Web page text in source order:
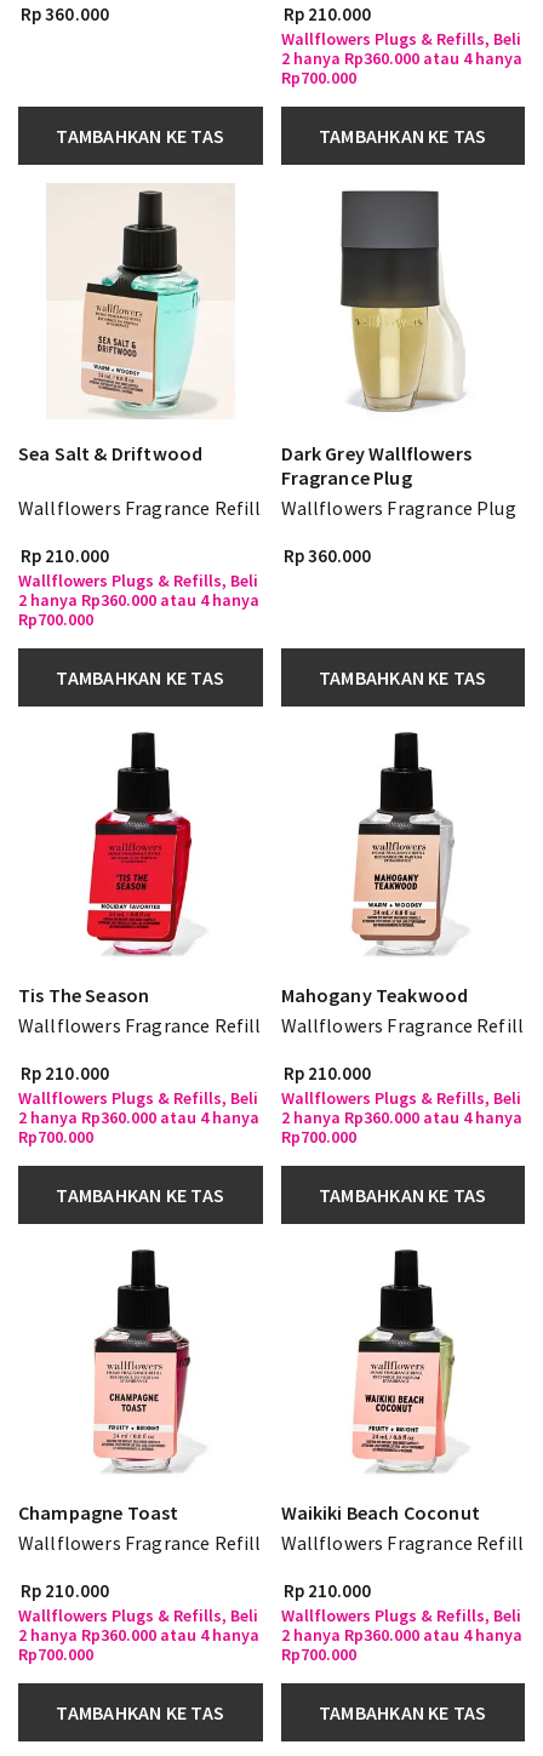
Rp 360.000
TAMBAHKAN KE TAS
Rp 210.000
Wallflowers Plugs & Refills, Beli
2 hanya Rp360.000 atau 4 hanya
Rp700.000
TAMBAHKAN KE TAS
Sea Salt & Driftwood
Wallflowers Fragrance Refill
Rp 210.000
Wallflowers Plugs & Refills, Beli
2 hanya Rp360.000 atau 4 hanya
Rp700.000
TAMBAHKAN KE TAS
Dark Grey Wallflowers
Fragrance Plug
Wallflowers Fragrance Plug
Rp 360.000
TAMBAHKAN KE TAS
Tis The Season
Wallflowers Fragrance Refill
Rp 210.000
Wallflowers Plugs & Refills, Beli
2 hanya Rp360.000 atau 4 hanya
Rp700.000
TAMBAHKAN KE TAS
Mahogany Teakwood
Wallflowers Fragrance Refill
Rp 210.000
Wallflowers Plugs & Refills, Beli
2 hanya Rp360.000 atau 4 hanya
Rp700.000
TAMBAHKAN KE TAS
Champagne Toast
Wallflowers Fragrance Refill
Rp 210.000
Wallflowers Plugs & Refills, Beli
2 hanya Rp360.000 atau 4 hanya
Rp700.000
TAMBAHKAN KE TAS
Waikiki Beach Coconut
Wallflowers Fragrance Refill
Rp 210.000
Wallflowers Plugs & Refills, Beli
2 hanya Rp360.000 atau 4 hanya
Rp700.000
TAMBAHKAN KE TAS